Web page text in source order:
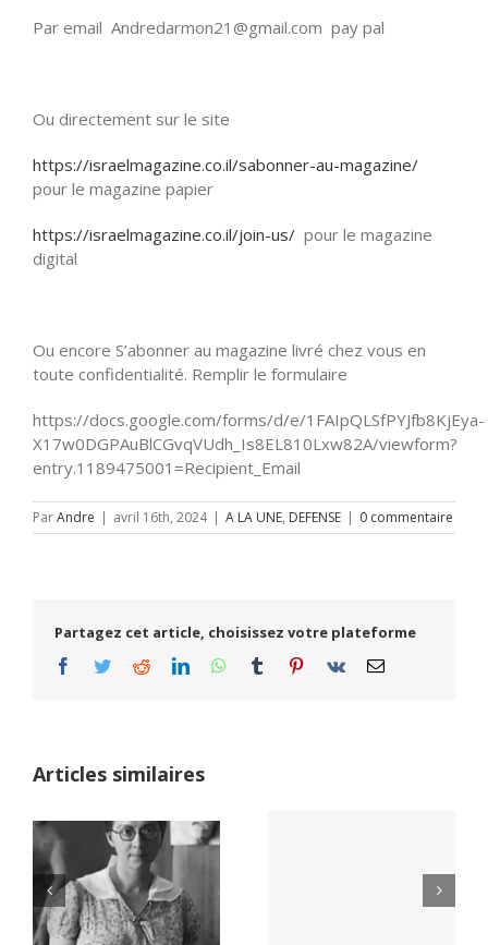
Par email Andredarmon21@gmail.com pay pal
Ou directement sur le site
https://israelmagazine.co.il/sabonner-au-magazine/
pour le magazine papier
https://israelmagazine.co.il/join-us/ pour le magazine
digital
Ou encore S’abonner au magazine livré chez vous en
toute confidentialité. Remplir le formulaire
https://docs.google.com/forms/d/e/1FAIpQLSfPYJfb8KjEya-
X17w0DGPAuBlCGvqVUdh_Is8EL810Lxw82A/viewform?
entry.1189475001=Recipient_Email
ParAndre | avril 16th, 2024 | A LA UNE, DEFENSE | 0 commentaire
Partagez cet article, choisissez votre plateforme
Facebook
TwitterRedditLinkedInWhatsApp
Tumblr Pinterest
Vk Email
Articles similaires
Netflix Field of
Dreams (1989)
Yaïr Golan : une